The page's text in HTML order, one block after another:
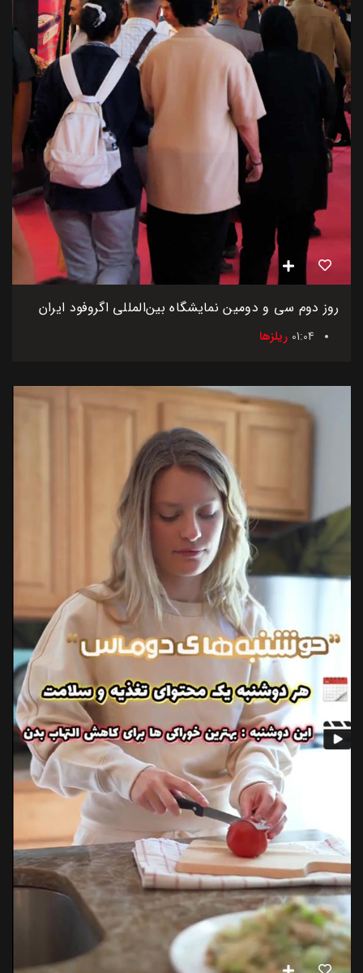
روز دوم سی و دومین نمایشگاه بین‌المللی اگروفود ایران
01:04 ریلزها